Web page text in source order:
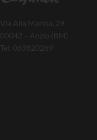
Via Alla Marina, 29
00042 – Anzio (RM)
Tel: 069820269